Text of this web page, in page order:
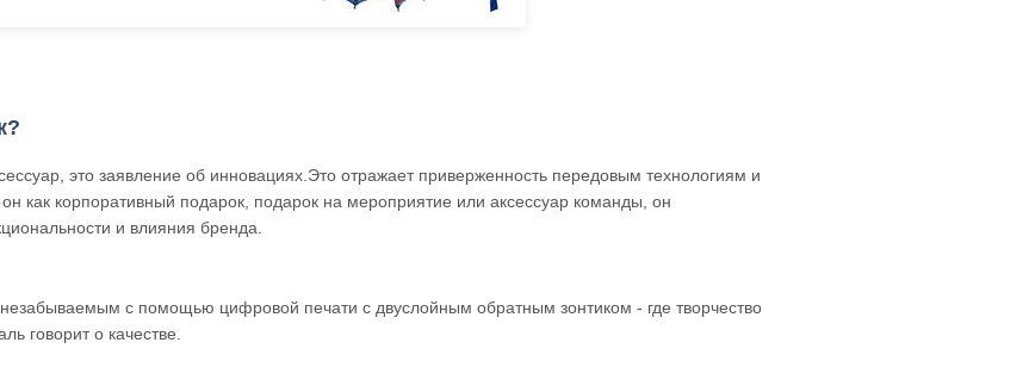
это заявление об инновациях.Это отражает приверженность передовым технологиям и
как корпоративный подарок, подарок на мероприятие или аксессуар команды, он
и влияния бренда.
с помощью цифровой печати с двуслойным обратным зонтиком - где творчество
говорит о качестве.